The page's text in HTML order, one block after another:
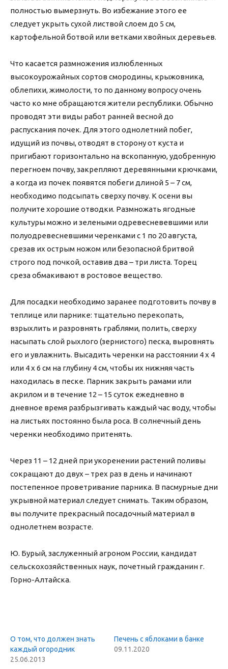
полностью вымерзнуть. Во избежание этого ее
следует укрыть сухой листвой слоем до 5 см,
картофельной ботвой или ветками хвойных деревьев.
Что касается размножения излюбленных
высокоурожайных сортов смородины, крыжовника,
облепихи, жимолости, то по данному вопросу очень
часто ко мне обращаются жители республики. Обычно
проводят эти виды работ ранней весной до
распускания почек. Для этого однолетний побег,
идущий из почвы, отводят в сторону от куста и
пригибают горизонтально на вскопанную, удобренную
перегноем почву, закрепляют деревянными крючками,
а когда из почек появятся побеги длиной 5 – 7 см,
необходимо подсыпать сверху почву. К осени вы
получите хорошие отводки. Размножать ягодные
культуры можно и зелеными одревесневевшими или
полуодревесневшими черенками с 1 по 20 августа,
срезав их острым ножом или безопасной бритвой
строго под почкой, оставив два – три листа. Торец
среза обмакивают в ростовое вещество.
Для посадки необходимо заранее подготовить почву в
теплице или парнике: тщательно перекопать,
взрыхлить и разровнять граблями, полить, сверху
насыпать слой рыхлого (зернистого) песка, выровнять
его и увлажнить. Высадить черенки на расстоянии 4 х 4
или 4 х 6 см на глубину 4 см, чтобы их нижняя часть
находилась в песке. Парник закрыть рамами или
акрилом и в течение 12 – 15 суток ежедневно в
дневное время разбрызгивать каждый час воду, чтобы
на листьях постоянно была роса. В солнечный день
черенки необходимо притенять.
Через 11 – 12 дней при укоренении растений поливы
сокращают до двух – трех раз в день и начинают
постепенное проветривание парника. В пасмурные дни
укрывной материал следует снимать. Таким образом,
вы получите прекрасный посадочный материал в
однолетнем возрасте.
Ю. Бурый, заслуженный агроном России, кандидат
сельскохозяйственных наук, почетный гражданин г.
Горно-Алтайска.
О том, что должен знать
каждый огородник
25.06.2013
Печень с яблоками в банке
09.11.2020